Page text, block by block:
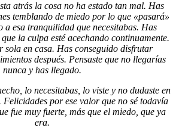
atrás la cosa no ha estado tan mal. Has
temblando de miedo por lo que «pasará»
a esa tranquilidad que necesitabas. Has
la culpa esté acechando continuamente.
sola en casa. Has conseguido disfrutar
después. Pensaste que no llegarías
nunca y has llegado.
lo necesitabas, lo viste y no dudaste en
Felicidades por ese valor que no sé todavía
fue muy fuerte, más que el miedo, que ya
era.